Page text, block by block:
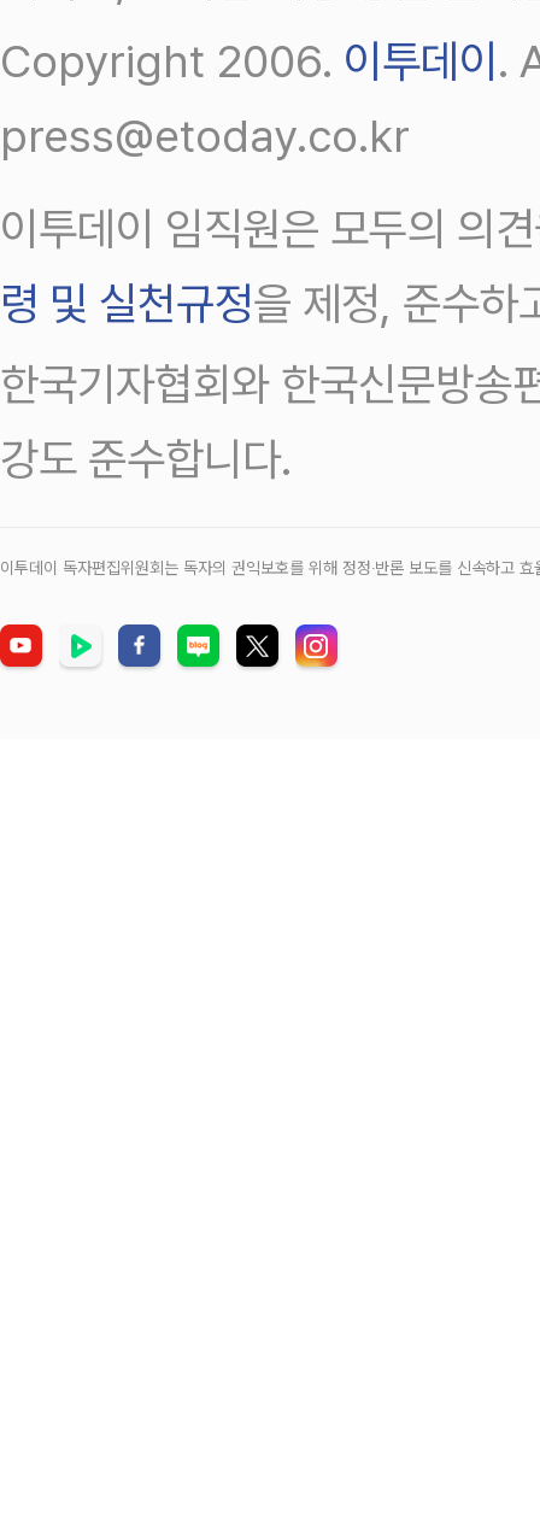
Copyright 2006. 이투데이.
press@etoday.co.kr
이투데이 임직원은 모두의 의
령 및 실천규정을 제정, 준수하
한국기자협회와 한국신문방송
강도 준수합니다.
이투데이 독자편집위원회는 독자의 권익보호를 위해 정정‧반론 보도를 신속하고